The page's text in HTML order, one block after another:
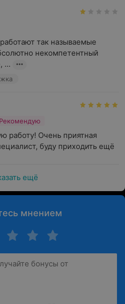
так называемые
некомпетентный
...
Рекомендую
работу! Очень приятная
буду приходить ещё
ещё
мнением